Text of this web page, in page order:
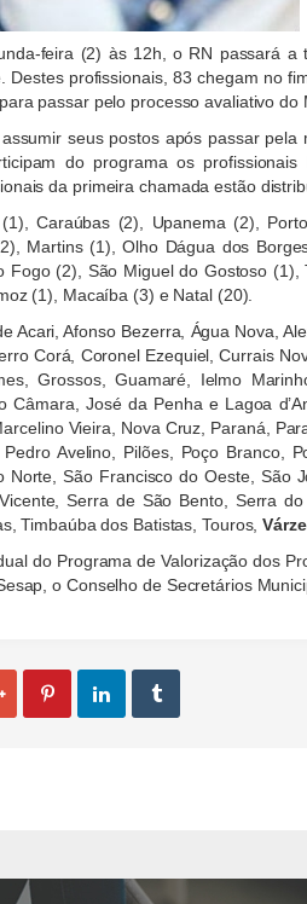
feira (2) às 12h, o RN passará a
profissionais, 83 chegam no
passar pelo processo avaliativo do
seus postos após passar pela
do programa os profissionais
da primeira chamada estão
Caraúbas (2), Upanema (2),
Martins (1), Olho Dágua dos
(2), São Miguel do Gostoso (1),
(1), Macaíba (3) e Natal (20).
Afonso Bezerra, Água Nova,
Corá, Coronel Ezequiel, Currais
Grossos, Guamaré, Ielmo
José da Penha e Lagoa
Vieira, Nova Cruz, Paraná,
Avelino, Pilões, Poço Branco,
São Francisco do Oeste, São
Serra de São Bento, Serra
Timbaúba dos Batistas, Touros,
do Programa de Valorização dos
o Conselho de Secretários
  